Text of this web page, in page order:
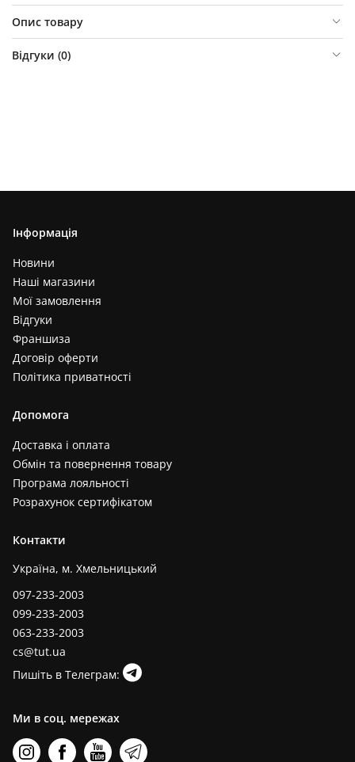
Опис товару
Відгуки (0)
Інформація
Новини
Наші магазини
Мої замовлення
Відгуки
Франшиза
Договір оферти
Політика приватності
Допомога
Доставка і оплата
Обмін та повернення товару
Програма лояльності
Розрахунок сертифікатом
Контакти
Україна, м. Хмельницький
097-233-2003
099-233-2003
063-233-2003
cs@tut.ua
Пишіть в Телеграм:
Ми в соц. мережах